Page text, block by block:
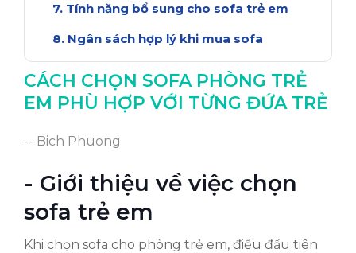
Tính năng bổ sung cho sofa trẻ em
Ngân sách hợp lý khi mua sofa
Kết luận: Sofa hoàn hảo cho trẻ em
CÁCH CHỌN SOFA PHÒNG TRẺ
EM PHÙ HỢP VỚI TỪNG ĐỨA TRẺ
-- Bich Phuong
- Giới thiệu về việc chọn
sofa trẻ em
Khi chọn sofa cho phòng trẻ em, điều đầu tiên